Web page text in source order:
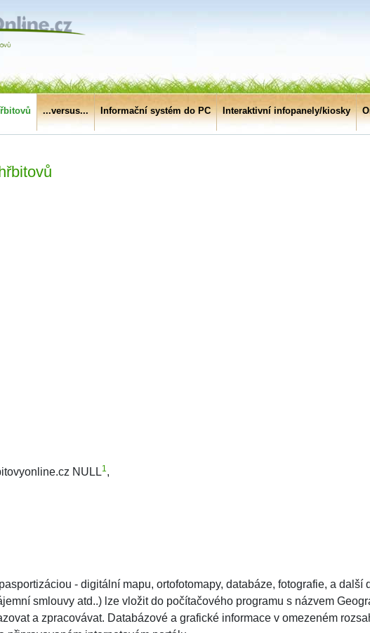
...versus... Informační systém do PC Interaktivní infopanely/kiosky
NULL1,
- digitální mapu, ortofotomapy, databáze, fotografie, a
smlouvy atd..) lze vložit do počítačového programu s názvem
a zpracovávat. Databázové a grafické informace v omezeném